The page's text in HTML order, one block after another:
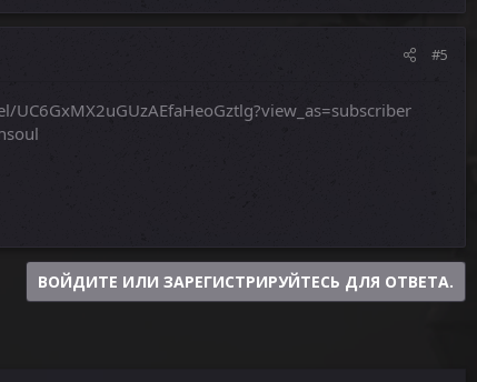
#5
ВОЙДИТЕ ИЛИ ЗАРЕГИСТРИРУЙТЕСЬ ДЛЯ ОТВЕТА.